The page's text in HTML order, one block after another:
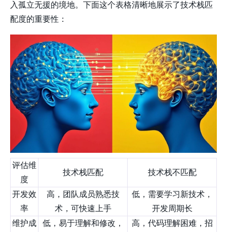
入孤立无援的境地。下面这个表格清晰地展示了技术栈匹
配度的重要性：
评估维
度
技术栈匹配 技术栈不匹配
开发效
率
高，团队成员熟悉技
术，可快速上手
低，需要学习新技术，
开发周期长
维护成
低，易于理解和修改，
高，代码理解困难，招